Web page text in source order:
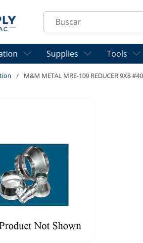
Site Search
Supplies Tools
/ M&M METAL MRE-109 REDUCER 9X8